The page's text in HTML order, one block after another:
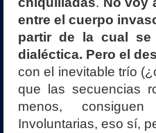
entre el cuerpo
partir de la cual se
dialéctica. Pero el
con el inevitable trío
que las secuencias
menos,
Involuntarias, eso sí,